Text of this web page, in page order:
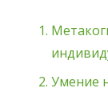
Умение